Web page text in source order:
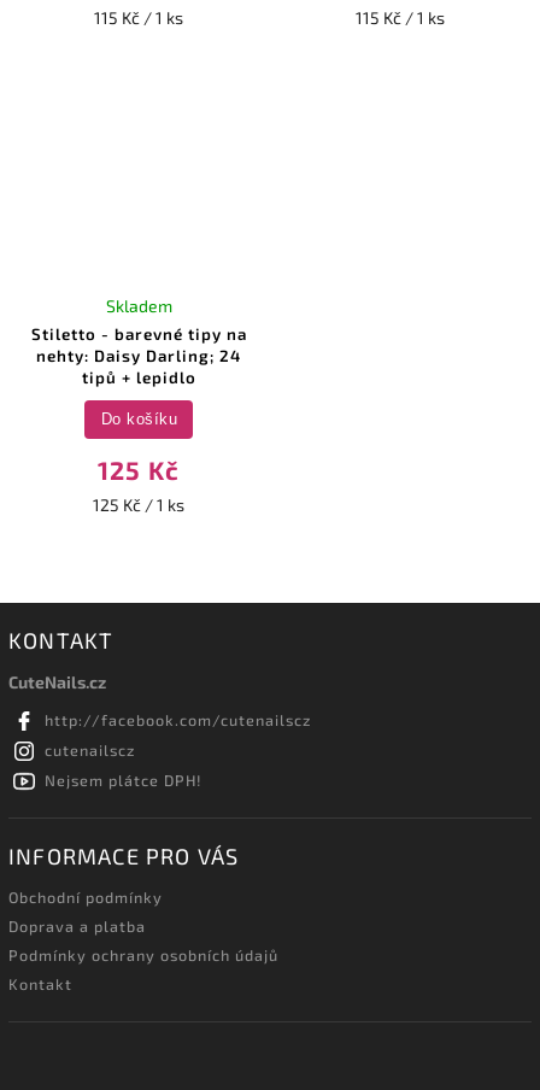
115 Kč / 1 ks 115 Kč / 1 ks
Stiletto - barevné tipy na
nehty: Daisy Darling; 24
tipů + lepidlo
Skladem
125 Kč
125 Kč / 1 ks
Do košíku
KONTAKT
CuteNails.cz
http://facebook.com/cutenailscz
cutenailscz
Nejsem plátce DPH!
INFORMACE PRO VÁS
Obchodní podmínky
Doprava a platba
Podmínky ochrany osobních údajů
Kontakt